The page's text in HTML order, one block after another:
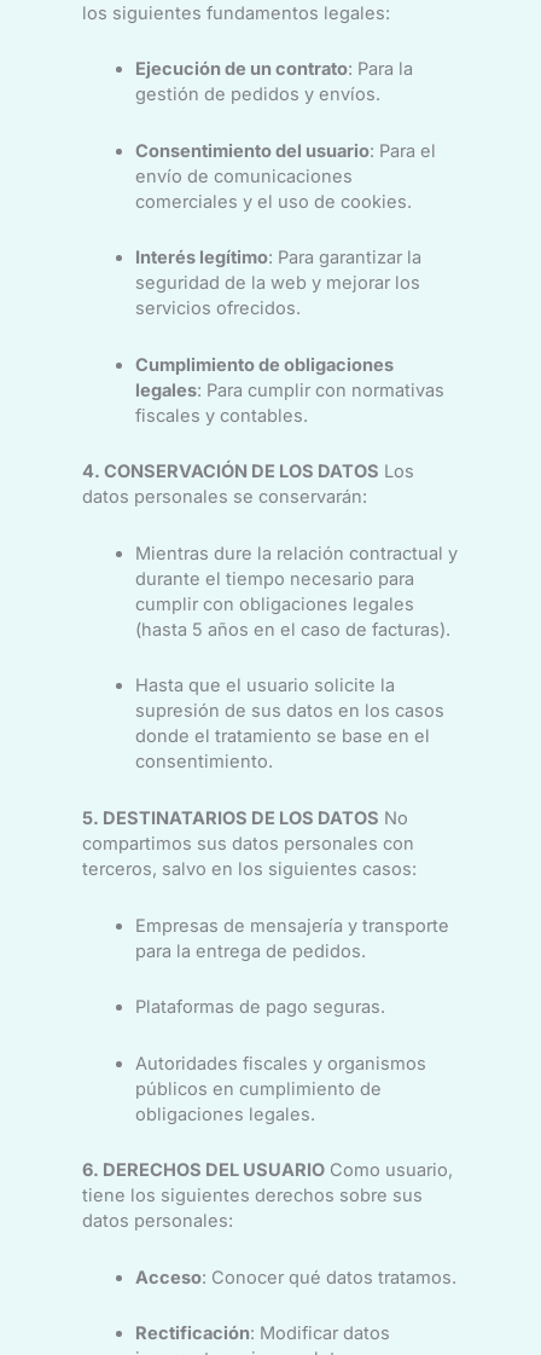
los siguientes fundamentos legales:
Ejecución de un contrato: Para la
gestión de pedidos y envíos.
Consentimiento del usuario: Para el
envío de comunicaciones
comerciales y el uso de cookies.
Interés legítimo: Para garantizar la
seguridad de la web y mejorar los
servicios ofrecidos.
Cumplimiento de obligaciones
legales: Para cumplir con normativas
fiscales y contables.
4. CONSERVACIÓN DE LOS DATOS Los
datos personales se conservarán:
Mientras dure la relación contractual y
durante el tiempo necesario para
cumplir con obligaciones legales
(hasta 5 años en el caso de facturas).
Hasta que el usuario solicite la
supresión de sus datos en los casos
donde el tratamiento se base en el
consentimiento.
5. DESTINATARIOS DE LOS DATOS No
compartimos sus datos personales con
terceros, salvo en los siguientes casos:
Empresas de mensajería y transporte
para la entrega de pedidos.
Plataformas de pago seguras.
Autoridades fiscales y organismos
públicos en cumplimiento de
obligaciones legales.
6. DERECHOS DEL USUARIOComo usuario,
tiene los siguientes derechos sobre sus
datos personales:
Acceso: Conocer qué datos tratamos.
Rectificación: Modificar datos